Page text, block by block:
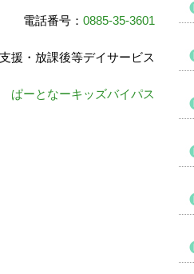
電話番号： 0885-35-3601
援・放課後等デイサービス
ぱーとなーキッズバイパス